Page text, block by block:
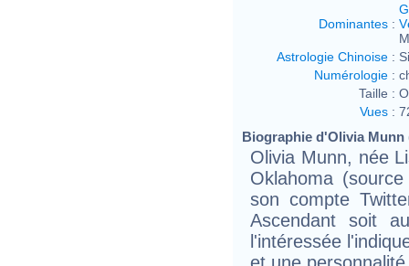
Dominantes :
Astrologie Chinoise :
Numérologie :
Taille :
Vues :
Biographie d'Olivia Munn
Olivia Munn, née
Oklahoma
son compte
Ascendant soit
l'intéressée